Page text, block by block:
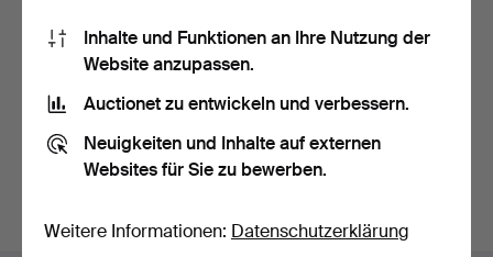
Suche speichern
Archiv
suchen.
Inhalte und Funktionen an Ihre Nutzung der
Website anzupassen.
Auctionet zu entwickeln und verbessern.
Neuigkeiten und Inhalte auf externen
Websites für Sie zu bewerben.
Weitere Informationen: Datenschutzerklärung